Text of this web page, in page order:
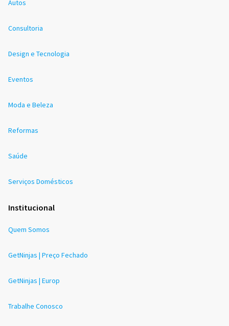
Autos
Consultoria
Design e Tecnologia
Eventos
Moda e Beleza
Reformas
Saúde
Serviços Domésticos
Institucional
Quem Somos
GetNinjas | Preço Fechado
GetNinjas | Europ
Trabalhe Conosco